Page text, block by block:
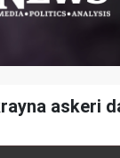
askeri